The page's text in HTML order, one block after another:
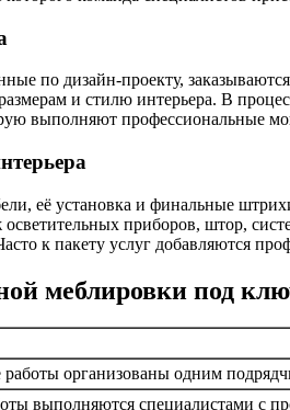
по дизайн-проекту,
и стилю интерьера. В
выполняют профессиональные
её установка и финальные
приборов, штор,
к пакету услуг добавляются
меблировки под
работы организованы одним
выполняются специалистами с